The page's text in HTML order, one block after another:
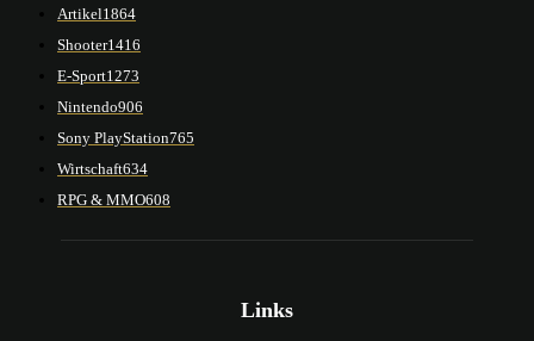
Artikel1864
Shooter1416
E-Sport1273
Nintendo906
Sony PlayStation765
Wirtschaft634
RPG & MMO608
Links